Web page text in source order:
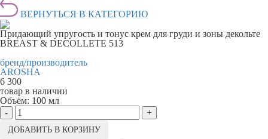
ВЕРНУТЬСЯ В КАТЕГОРИЮ
Придающий упругость и тонус крем для груди и зоны декольте
BREAST & DECOLLETE 513
бренд/производитель
AROSHA
6 300
товар в наличии
Объём: 100 мл
-
+
ДОБАВИТЬ В КОРЗИНУ